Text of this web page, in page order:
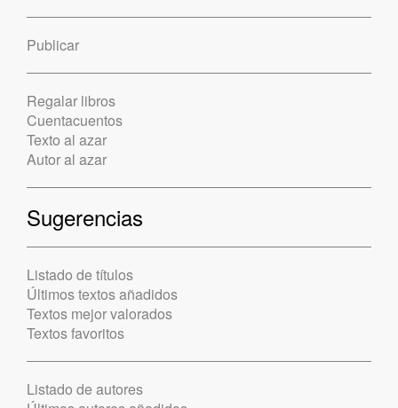
Publicar
Regalar libros
Cuentacuentos
Texto al azar
Autor al azar
Sugerencias
Listado de títulos
Últimos textos añadidos
Textos mejor valorados
Textos favoritos
Listado de autores